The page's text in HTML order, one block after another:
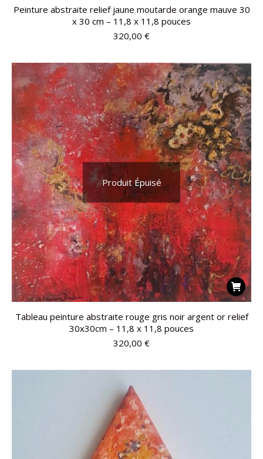
Peinture abstraite relief jaune moutarde orange mauve 30
x 30 cm – 11,8 x 11,8 pouces
320,00 €
Produit Épuisé
Tableau peinture abstraite rouge gris noir argent or relief
30x30cm – 11,8 x 11,8 pouces
320,00 €